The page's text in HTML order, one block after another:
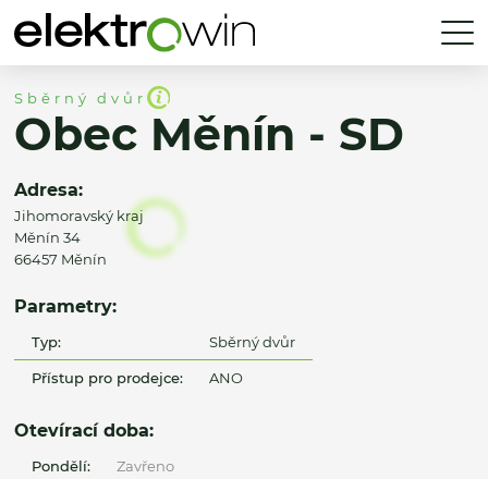
Sběrný dvůr
Obec Měnín - SD
Adresa:
Jihomoravský kraj
Měnín 34
66457 Měnín
Parametry:
Typ: Sběrný dvůr
Přístup pro prodejce: ANO
Otevírací doba:
Pondělí: Zavřeno